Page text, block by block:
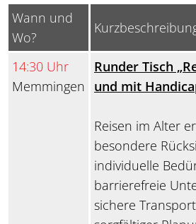
Wann und
Wo?
14:30 Uhr
Memmingen
Runder Tisch
und mit
Reisen im Alter
besondere
individuelle
barrierefreie
sichere